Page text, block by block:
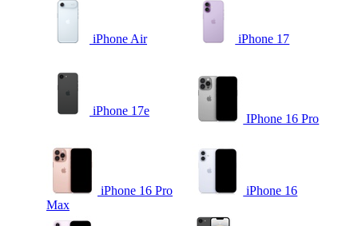
iPhone Air iPhone 17
iPhone 17e
IPhone 16 Pro
iPhone 16 Pro
Max
iPhone 16